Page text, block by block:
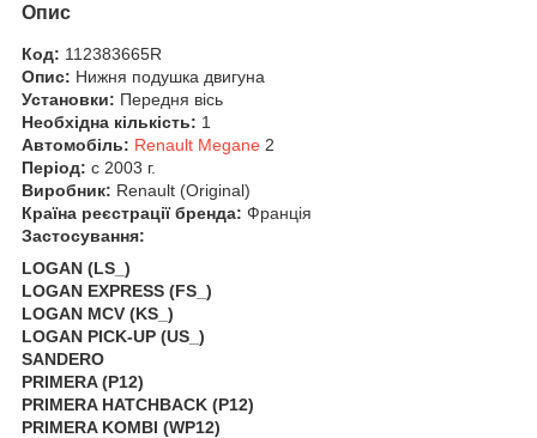
Опис
Код: 112383665R
Опис: Нижня подушка двигуна
Установки: Передня вісь
Необхідна кількість: 1
Автомобіль: Renault Megane 2
Період: c 2003 г.
Виробник: Renault (Original)
Країна реєстрації бренда: Франція
Застосування:
LOGAN (LS_)
LOGAN EXPRESS (FS_)
LOGAN MCV (KS_)
LOGAN PICK-UP (US_)
SANDERO
PRIMERA (P12)
PRIMERA HATCHBACK (P12)
PRIMERA KOMBI (WP12)